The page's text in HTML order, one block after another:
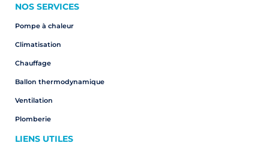
NOS SERVICES
Pompe à chaleur
Climatisation
Chauffage
Ballon thermodynamique
Ventilation
Plomberie
LIENS UTILES